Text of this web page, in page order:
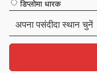
डिप्लोमा धारक
अ
प
ना